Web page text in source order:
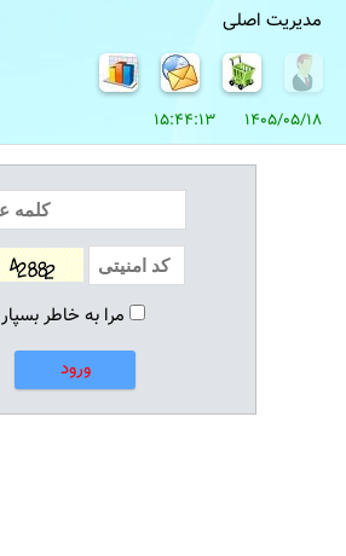
مدیریت اصلی
1405/05/18 15:44:13
مرا به خاطر بسپار